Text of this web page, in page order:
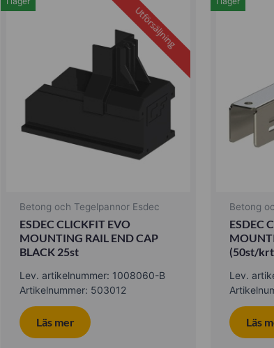
Utförsäljning
Betong och Tegelpannor Esdec
ESDEC CLICKFIT EVO
MOUNTING RAIL END CAP
BLACK 25st
Lev. artikelnummer: 1008060-B
Artikelnummer: 503012
Läs mer
Betong
ESDEC
(50st/
Lev.
Läs